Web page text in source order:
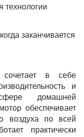
технологии
заканчивается
сочетает в себе
и
домашней
обеспечивает
воздуха по всей
практически